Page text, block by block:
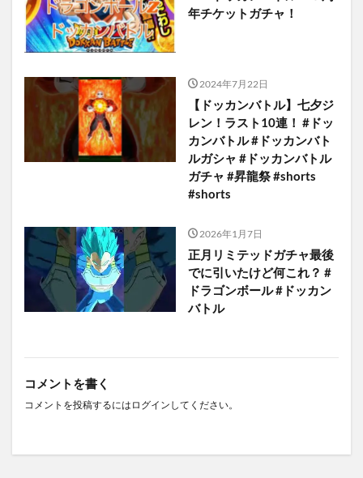
年チケットガチャ！
2024年7月22日
【ドッカンバトル】七夕ジ
レン！ラスト10連！ #ドッ
カンバトル #ドッカンバト
ルガシャ #ドッカンバトル
ガチャ #昇龍祭 #shorts
#shorts
2026年1月7日
正月リミテッドガチャ最後
でに引いたけど何これ？ #
ドラゴンボール #ドッカン
バトル
コメントを書く
コメントを投稿するには ログイン してください。